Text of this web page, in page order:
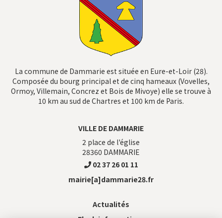
La commune de Dammarie est située en Eure-et-Loir (28).
Composée du bourg principal et de cinq hameaux (Vovelles,
Ormoy, Villemain, Concrez et Bois de Mivoye) elle se trouve à
10 km au sud de Chartres et 100 km de Paris.
VILLE DE DAMMARIE
2 place de l'église
28360 DAMMARIE
02 37 26 01 11
mairie[a]dammarie28.fr
Actualités